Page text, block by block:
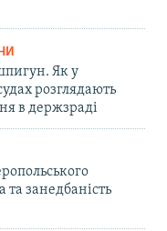
Як у
розглядають
в держзраді
та занедбаність